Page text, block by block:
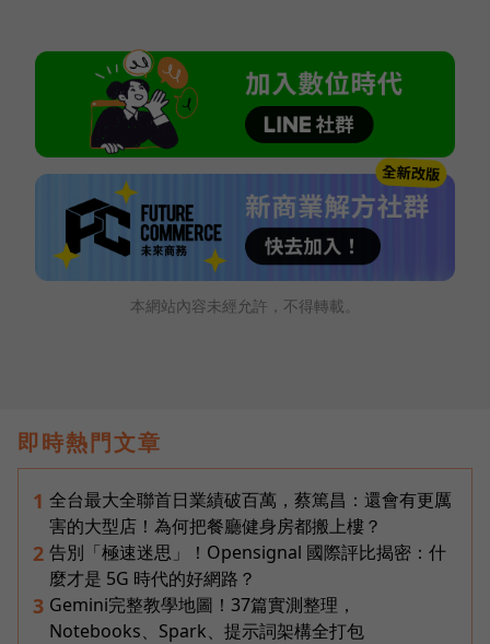
本網站內容未經允許，不得轉載。
即時熱門文章
1 全台最大全聯首日業績破百萬，蔡篤昌：還會有更厲
害的大型店！為何把餐廳健身房都搬上樓？
2 告別「極速迷思」！Opensignal 國際評比揭密：什
麼才是 5G 時代的好網路？
3 Gemini完整教學地圖！37篇實測整理，
Notebooks、Spark、提示詞架構全打包